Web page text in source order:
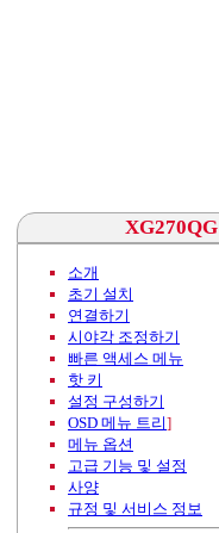
XG270QG
소개
초기 설치
연결하기
시야각 조정하기
빠른 액세스 메뉴
핫 키
설정 구성하기
OSD 메뉴 트리]
메뉴 옵션
고급 기능 및 설정
사양
규정 및 서비스 정보